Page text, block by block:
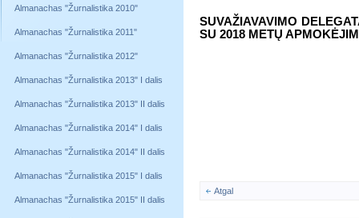
Almanachas "Žurnalistika 2010"
Almanachas "Žurnalistika 2011"
Almanachas "Žurnalistika 2012"
Almanachas "Žurnalistika 2013" I dalis
Almanachas "Žurnalistika 2013" II dalis
Almanachas "Žurnalistika 2014" I dalis
Almanachas "Žurnalistika 2014" II dalis
Almanachas "Žurnalistika 2015" I dalis
Almanachas "Žurnalistika 2015" II dalis
SUVAŽIAVAVIMO
SU 2018 METŲ
Atgal